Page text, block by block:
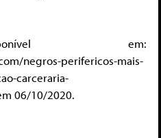
em:
negros-perifericos-mais-
carceraria-
06/10/2020.